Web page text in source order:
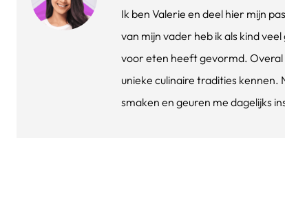
Ik ben Valerie en deel hier mijn
van mijn vader heb ik als kind
voor eten heeft gevormd. Overal
unieke culinaire tradities kennen.
smaken en geuren me dagelijks